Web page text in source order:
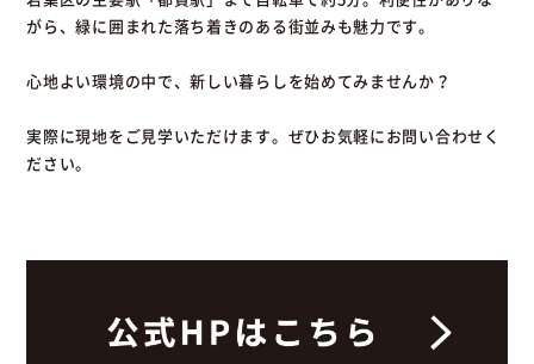
がら、緑に囲まれた落ち着きのある街並みも魅力です。
心地よい環境の中で、新しい暮らしを始めてみませんか？
実際に現地をご見学いただけます。ぜひお気軽にお問い合わせく
ださい。